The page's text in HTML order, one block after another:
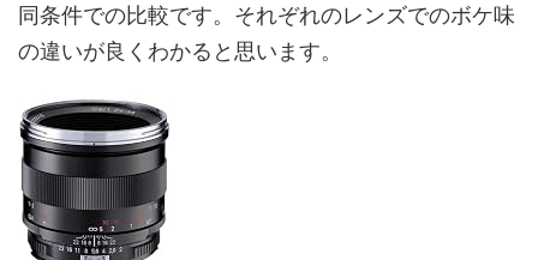
同条件での比較です。それぞれのレンズでのボケ味
の違いが良くわかると思います。